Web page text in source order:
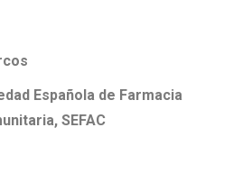
Española de Farmacia
SEFAC